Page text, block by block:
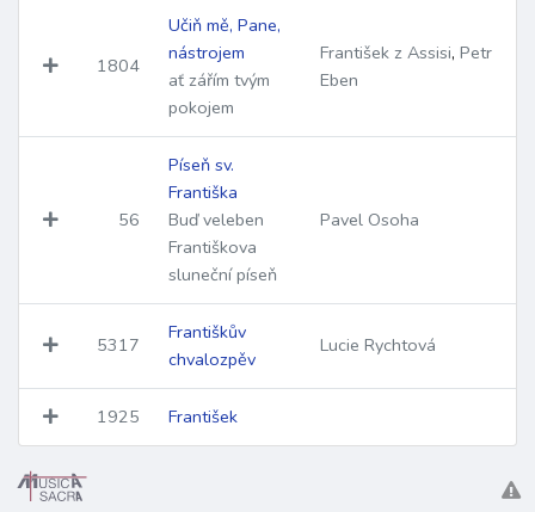
1804
Učiň mě, Pane,
nástrojem
ať zářím tvým
pokojem
František z Assisi, Petr
Eben
56
Píseň sv.
Františka
Buď veleben
Františkova
sluneční píseň
Pavel Osoha
5317
Františkův
chvalozpěv
Lucie Rychtová
1925 František